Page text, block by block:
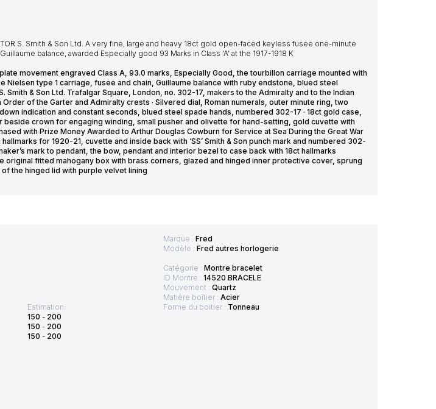
S. Smith & Son Ltd. A very fine, large and heavy 18ct gold open-faced keyless fusee one-minute
balance, awarded Especially good 93 Marks in Class ‘A’ at the 1917-1918 K
movement engraved Class A, 93.0 marks, Especially Good, the tourbillon carriage mounted with
type 1 carriage, fusee and chain, Guillaume balance with ruby endstone, blued steel
Smith & Son Ltd. Trafalgar Square, London, no. 302-17, makers to the Admiralty and to the Indian
of the Garter and Admiralty crests · Silvered dial, Roman numerals, outer minute ring, two
indication and constant seconds, blued steel spade hands, numbered 302-17 · 18ct gold case,
crown for engaging winding, small pusher and olivette for hand-setting, gold cuvette with
with Prize Money Awarded to Arthur Douglas Cowburn for Service at Sea During the Great War
for 1920-21, cuvette and inside back with ‘SS’ Smith & Son punch mark and numbered 302-
mark to pendant, the bow, pendant and interior bezel to case back with 18ct hallmarks
original fitted mahogany box with brass corners, glazed and hinged inner protective cover, sprung
the hinged lid with purple velvet lining
Estimation:
150 - 200
150 - 200
150 - 200
Marque : Fred
Modèle : Fred autres horlogerie
Catégorie : Montre bracelet
ID Montre : 14520 BRACELE
Mouvement : Quartz
Matière boîtier : Acier
Forme du boitier : Tonneau